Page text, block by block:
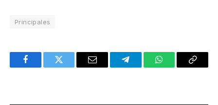
Principales
FacebookTwitter Email TelegramWhatsAppCopy